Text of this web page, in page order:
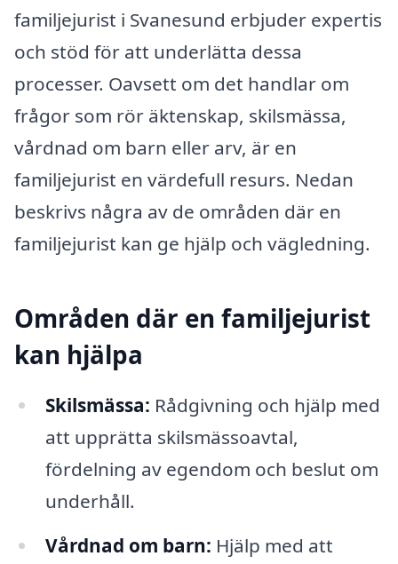
familjejurist i Svanesund erbjuder expertis
och stöd för att underlätta dessa
processer. Oavsett om det handlar om
frågor som rör äktenskap, skilsmässa,
vårdnad om barn eller arv, är en
familjejurist en värdefull resurs. Nedan
beskrivs några av de områden där en
familjejurist kan ge hjälp och vägledning.
Områden där en familjejurist
kan hjälpa
Skilsmässa: Rådgivning och hjälp med
att upprätta skilsmässoavtal,
fördelning av egendom och beslut om
underhåll.
Vårdnad om barn: Hjälp med att